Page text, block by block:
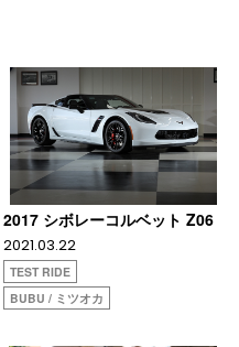
2017 シボレーコルベット Z06
2021.03.22
TEST RIDE
BUBU / ミツオカ